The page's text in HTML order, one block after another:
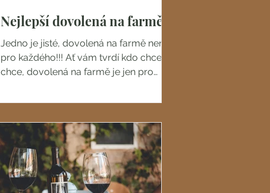
Nejlepší dovolená na farmě
Jedno je jisté, dovolená na farmě není
pro každého!!! Ať vám tvrdí kdo chce, co
chce, dovolená na farmě je jen pro